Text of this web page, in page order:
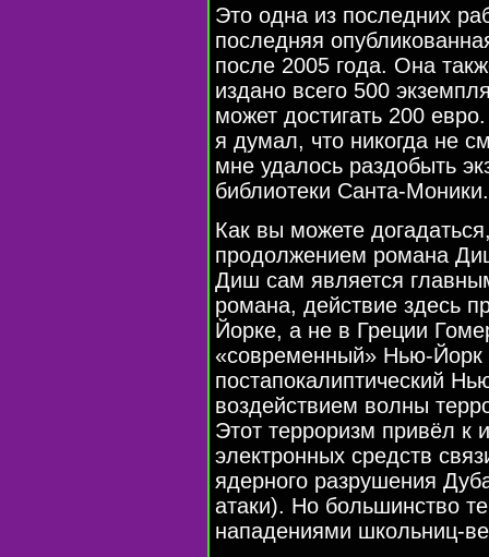
Это одна из последних
последняя
после 2005 года. Она
издано всего 500
может достигать 200
я думал, что никогда не
мне удалось раздобыть
библиотеки Санта-
Как вы можете
продолжением романа
Диш сам является
романа, действие здесь
Йорке, а не в Греции
«современный» Нью-
постапокалиптический
воздействием волны
Этот терроризм привёл к
электронных средств
ядерного разрушения
атаки). Но большинство
нападениями школьниц-